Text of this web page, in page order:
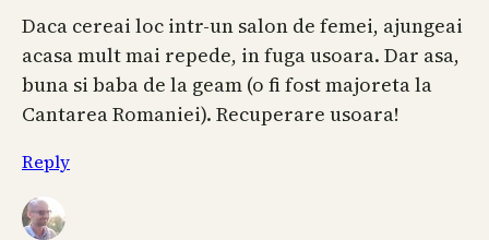
Daca cereai loc intr-un salon de femei, ajungeai
acasa mult mai repede, in fuga usoara. Dar asa,
buna si baba de la geam (o fi fost majoreta la
Cantarea Romaniei). Recuperare usoara!
Reply